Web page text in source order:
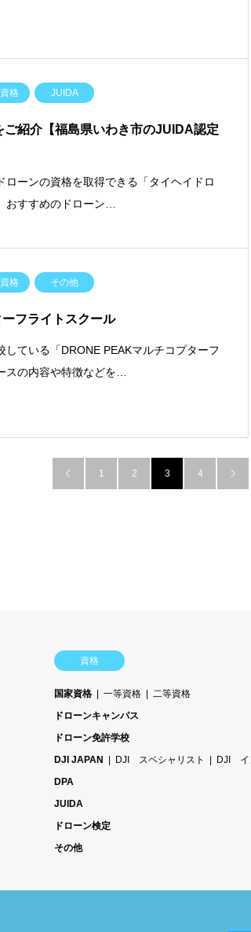
格 JUIDA
紹介【福島県いわき市のJUIDA認定
ーンの資格を取得できる「タイヘイドロ
おすすめのドローン…
格 その他
フライトスクール
している「DRONE PEAKマルチコプターフ
スの内容や特徴などを…
 1 2 3 4 
資格
国家資格 一等資格
二等資格
ドローンキャンパス
ドローン免許学校
DJI JAPAN
DJI スペシャリスト DJI イ
DPA
JUIDA
ドローン検定
その他